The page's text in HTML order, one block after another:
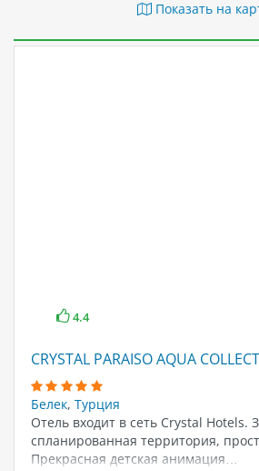
Показать на
4.4
CRYSTAL PARAISO AQUA
Белек, Турция
Отель входит в сеть Crystal Hotels.
спланированная территория,
Прекрасная детская анимация…